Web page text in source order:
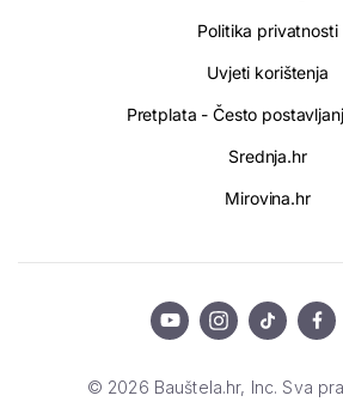
Politika privatnosti
Uvjeti korištenja
Pretplata - Često
Srednja.hr
Mirovina.hr
© 2026 Bauštela.hr, Inc. Sva